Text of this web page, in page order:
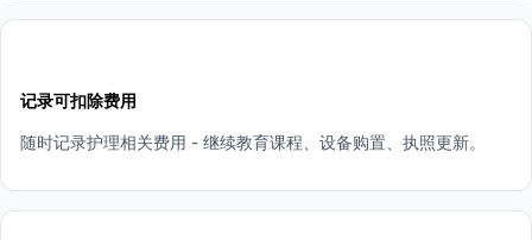
记录可扣除费用
随时记录护理相关费用 - 继续教育课程、设备购置、执照更新。